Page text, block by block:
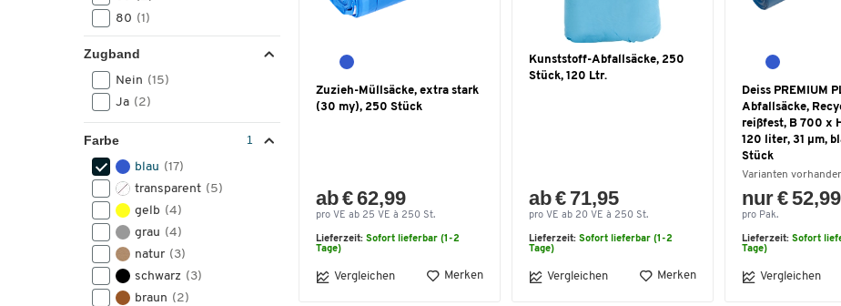
80 (1)
82(1)
100
150 (1)
Zugband
Nein (15)
Ja (2)
Farbe
blau (17)
transparent (5)
gelb (4)
grau (4)
natur (3)
schwarz (3)
braun (2)
Zuzieh-Müllsäcke, extra stark
(30 my), 250 Stück
ab € 62,99
pro VE ab 25 VE à 250 St.
Lieferzeit: Sofort lieferbar (1-2
Tage)
Vergleichen Merken
Kunststoff-Abfallsäcke, 250
Stück, 120 Ltr.
ab € 71,95
pro VE ab 20 VE à 250 St.
Lieferzeit: Sofort lieferbar (1-2
Tage)
Vergleichen Merken
Deiss PREMIUM
Abfallsäcke,
reißfest, B 700 x
120 liter, 31 µm,
Stück
Varianten
nur € 52,99
pro Pak.
Lieferzeit: Sofort
Tage)
Vergleichen